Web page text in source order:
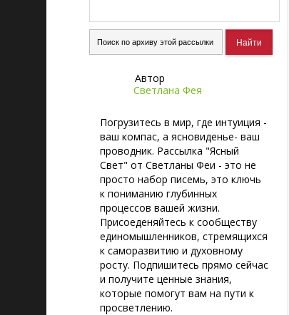
Автор
Светлана Фея
Погрузитесь в мир, где интуиция -
ваш компас, а ясновиденье- ваш
проводник. Рассылка "Ясный
Свет" от Светланы Феи - это не
просто набор писемь, это ключь
к пониманию глубинных
процессов вашей жизни.
Присоеденяйтесь к сообществу
единомышленников, стремящихся
к саморазвитию и духовному
росту. Подпишитесь прямо сейчас
и получите ценные знания,
которые помогут вам на пути к
просветлению.